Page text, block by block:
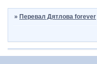
» Перевал Дятлова forever